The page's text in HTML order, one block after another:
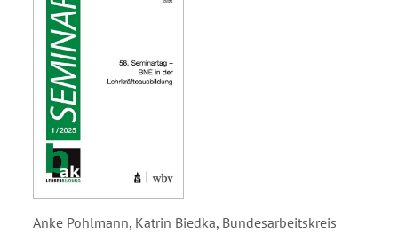
Anke Pohlmann, Katrin Biedka, Bundesarbeitskreis